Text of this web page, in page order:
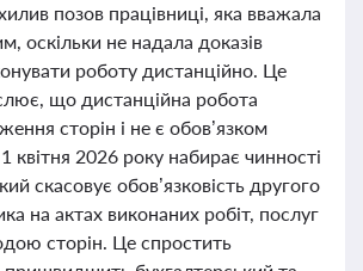
позов працівниці, яка вважала
оскільки не надала доказів
роботу дистанційно. Це
що дистанційна робота
сторін і не є обов’язком
квітня 2026 року набирає чинності
скасовує обов’язковість другого
на актах виконаних робіт, послуг
сторін. Це спростить